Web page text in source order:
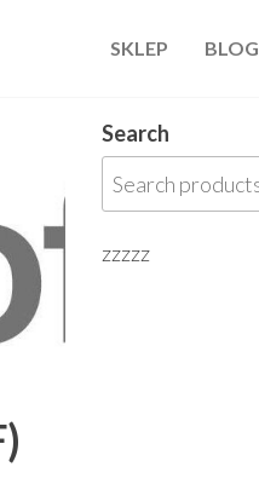
SKLEP BLOG
Search
zzzzz